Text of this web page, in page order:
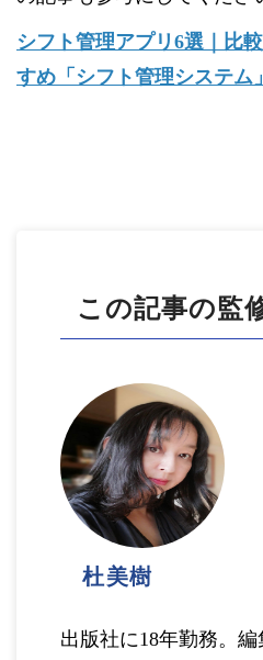
シフト管理アプリ6選｜比
すめ「シフト管理システム
この記事の監
杜美樹
出版社に18年勤務。